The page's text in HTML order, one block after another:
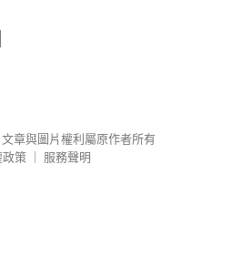
文章與圖片權利屬原作者所有
政策
服務聲明